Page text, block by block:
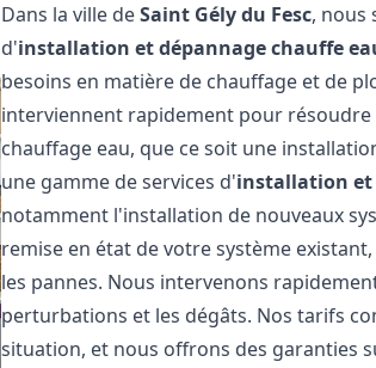
Dans la ville deSaint Gély du Fesc, nous
d'installation et dépannage chauffe
besoins en matière de chauffage et de
interviennent rapidement pour
chauffage eau, que ce soit une
une gamme de services d'installation et
notamment l'installation de nouveaux
remise en état de votre système
les pannes. Nous intervenons
perturbations et les dégâts. Nos tarifs
situation, et nous offrons des garanties